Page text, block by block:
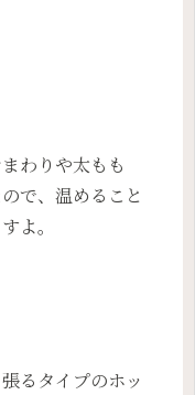
わりや太もも
で、温めること
よ。
るタイプのホッ